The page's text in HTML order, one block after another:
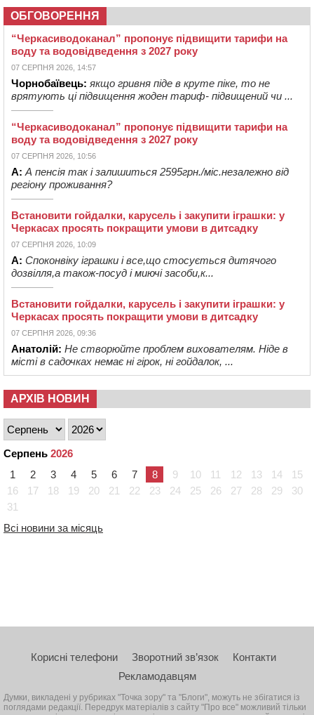
ОБГОВОРЕННЯ
“Черкасиводоканал” пропонує підвищити тарифи на
воду та водовідведення з 2027 року
07 СЕРПНЯ 2026, 14:57
Чорнобаївець: якщо гривня піде в круте піке, то не
врятують ці підвищення жоден тариф- підвищений чи ...
“Черкасиводоканал” пропонує підвищити тарифи на
воду та водовідведення з 2027 року
07 СЕРПНЯ 2026, 10:56
А: А пенсія так і залишиться 2595грн./міс.незалежно від
регіону проживання?
Встановити гойдалки, карусель і закупити іграшки: у
Черкасах просять покращити умови в дитсадку
07 СЕРПНЯ 2026, 10:09
А: Споконвіку іграшки і все,що стосується дитячого
дозвілля,а також-посуд і миючі засоби,к...
Встановити гойдалки, карусель і закупити іграшки: у
Черкасах просять покращити умови в дитсадку
07 СЕРПНЯ 2026, 09:36
Анатолій: Не створюйте проблем вихователям. Ніде в
місті в садочках немає ні гірок, ні гойдалок, ...
АРХІВ НОВИН
Серпень 2026
1
2 3 4 5 6 7 8 9 10 11 12 13 14
15
16
17 18 19 20 21 22 23 24 25 26 27 28 29
30
31
Всі новини за місяць
Корисні телефони Зворотний зв’язок
Контакти
Рекламодавцям
Думки, викладені у рубриках "Точка зору" та "Блоги", можуть не збігатися із
поглядами редакції. Передрук матеріалів з сайту "Про все" можливий тільки